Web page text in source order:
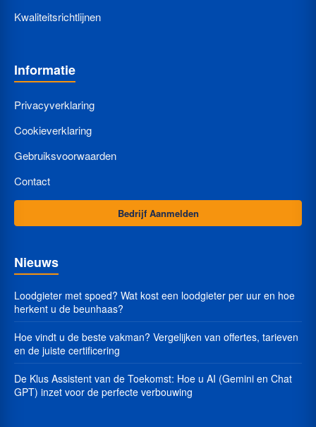
Kwaliteitsrichtlijnen
Informatie
Privacyverklaring
Cookieverklaring
Gebruiksvoorwaarden
Contact
Bedrijf Aanmelden
Nieuws
Loodgieter met spoed? Wat kost een loodgieter per uur en hoe
herkent u de beunhaas?
Hoe vindt u de beste vakman? Vergelijken van offertes, tarieven
en de juiste certificering
De Klus Assistent van de Toekomst: Hoe u AI (Gemini en Chat
GPT) inzet voor de perfecte verbouwing